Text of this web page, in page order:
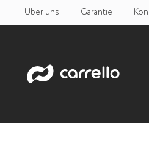
Über uns Garantie